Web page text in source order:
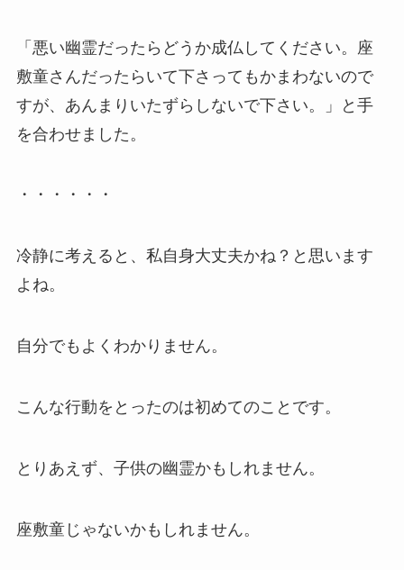
「悪い幽霊だったらどうか成仏してください。座
敷童さんだったらいて下さってもかまわないので
すが、あんまりいたずらしないで下さい。」と手
を合わせました。
・・・・・・
冷静に考えると、私自身大丈夫かね？と思います
よね。
自分でもよくわかりません。
こんな行動をとったのは初めてのことです。
とりあえず、子供の幽霊かもしれません。
座敷童じゃないかもしれません。